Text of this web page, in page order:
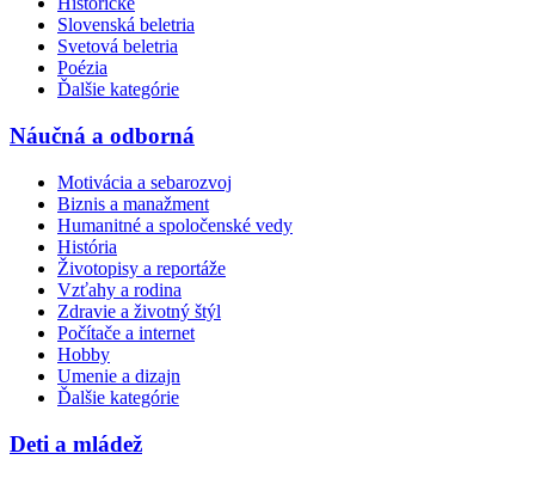
Slovenská beletria
Svetová beletria
Poézia
Ďalšie kategórie
Náučná a odborná
Motivácia a sebarozvoj
Biznis a manažment
Humanitné a spoločenské vedy
História
Životopisy a reportáže
Vzťahy a rodina
Zdravie a životný štýl
Počítače a internet
Hobby
Umenie a dizajn
Ďalšie kategórie
Deti a mládež